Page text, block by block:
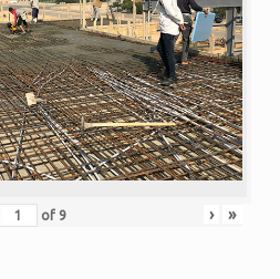
of 9 › »